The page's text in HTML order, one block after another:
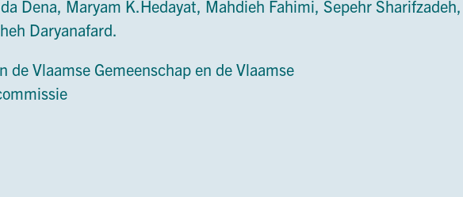
Dena, Maryam K.Hedayat, Mahdieh Fahimi, Sepehr Sharifzadeh,
Daryanafard.
de Vlaamse Gemeenschap en de Vlaamse